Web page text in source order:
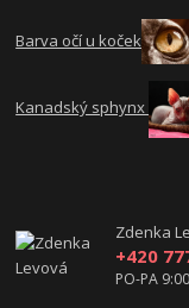
Barva očí u koček
Kanadský sphynx
Zdenka
+420
PO-PA